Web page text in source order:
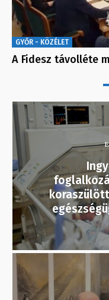
GYŐR - KÖZÉLET
A Fidesz távolléte